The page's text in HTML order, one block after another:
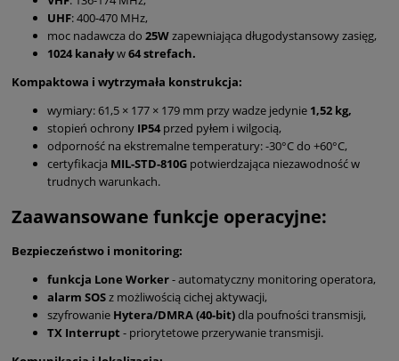
UHF: 400-470 MHz,
moc nadawcza do 25Wzapewniająca długodystansowy zasięg,
1024 kanaływ64 strefach.
Kompaktowa i wytrzymała konstrukcja:
wymiary: 61,5 × 177 × 179 mm przy wadze jedynie 1,52 kg,
stopień ochrony IP54przed pyłem i wilgocią,
odporność na ekstremalne temperatury: -30°C do +60°C,
certyfikacja MIL-STD-810G potwierdzająca niezawodność w
trudnych warunkach.
Zaawansowane funkcje operacyjne:
Bezpieczeństwo i monitoring:
funkcja Lone Worker- automatyczny monitoring operatora,
alarm SOSz możliwością cichej aktywacji,
szyfrowanie Hytera/DMRA (40-bit)dla poufności transmisji,
TX Interrupt - priorytetowe przerywanie transmisji.